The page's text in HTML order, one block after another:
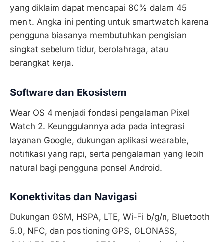
yang diklaim dapat mencapai 80% dalam 45
menit. Angka ini penting untuk smartwatch karena
pengguna biasanya membutuhkan pengisian
singkat sebelum tidur, berolahraga, atau
berangkat kerja.
Software dan Ekosistem
Wear OS 4 menjadi fondasi pengalaman Pixel
Watch 2. Keunggulannya ada pada integrasi
layanan Google, dukungan aplikasi wearable,
notifikasi yang rapi, serta pengalaman yang lebih
natural bagi pengguna ponsel Android.
Konektivitas dan Navigasi
Dukungan GSM, HSPA, LTE, Wi-Fi b/g/n, Bluetooth
5.0, NFC, dan positioning GPS, GLONASS,